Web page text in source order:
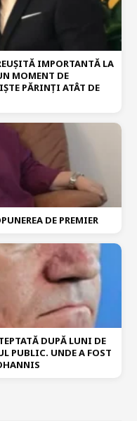
IMPORTANTĂ LA
MOMENT DE
PĂRINȚI ATÂT DE
DE PREMIER
DUPĂ LUNI DE
PUBLIC. UNDE A FOST